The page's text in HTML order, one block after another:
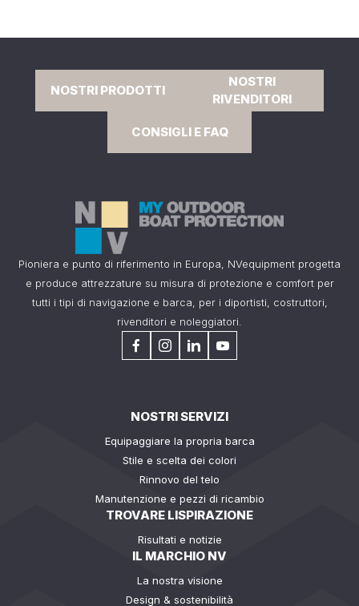
NOSTRI PRODOTTI
NOSTRI
RIVENDITORI
CONSIGLI E FAQ
Pioniera e punto di riferimento in Europa, NVequipment progetta
e produce attrezzature su misura di protezione e comfort per
tutti i tipi di navigazione e barca, per i diportisti, costruttori,
rivenditori e noleggiatori.
NOSTRI SERVIZI
Equipaggiare la propria barca
Stile e scelta dei colori
Rinnovo del telo
Manutenzione e pezzi di ricambio
TROVARE LISPIRAZIONE
Risultati e notizie
IL MARCHIO NV
La nostra visione
Design & sostenibilità